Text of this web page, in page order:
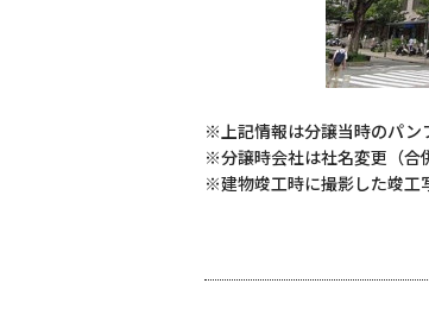
※上記情報は分譲当時のパン
※分譲時会社は社名変更（合
※建物竣工時に撮影した竣工